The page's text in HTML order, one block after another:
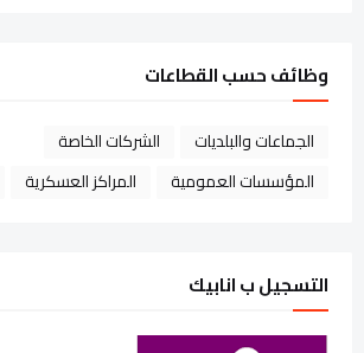
وظائف حسب القطاعات
الجماعات والبلديات
الشركات الخاصة
المؤسسات العمومية
المراكز العسكرية
التسجيل ب انابيك